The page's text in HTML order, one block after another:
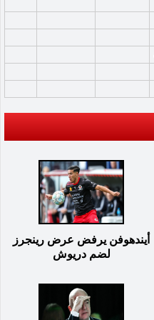
أيندهوفن يرفض عرض رينجرز
لضم دريوش